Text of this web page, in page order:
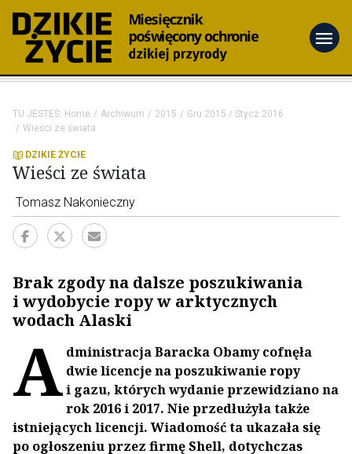
menu
TU JESTEŚ: Home Archiwum 2015
Gru 2015 / Stycz 2016
Wieści ze świata
DZIKIE ŻYCIE
Wieści ze świata
Tomasz Nakonieczny
Brak zgody na dalsze poszukiwania
i wydobycie ropy w arktycznych
wodach Alaski
A dministracja Baracka Obamy cofnęła
dwie licencje na poszukiwanie ropy
i gazu, których wydanie przewidziano na
rok 2016 i 2017. Nie przedłużyła także
istniejących licencji. Wiadomość ta ukazała się
po ogłoszeniu przez firmę Shell, dotychczas